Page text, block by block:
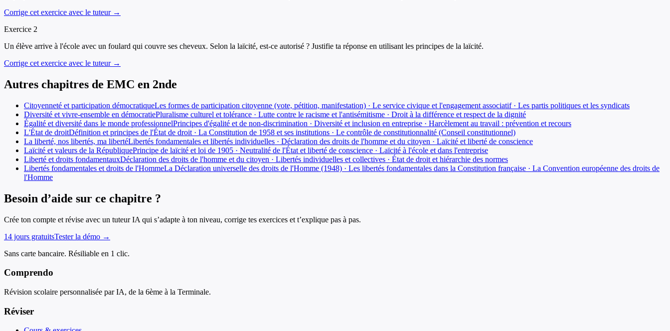
Corrige cet exercice avec le tuteur →
Exercice 2
Un élève arrive à l'école avec un foulard qui couvre ses cheveux. Selon la laïcité, est-ce autorisé ? Justifie ta réponse en utilisant les principes de la laïcité.
Corrige cet exercice avec le tuteur →
Autres chapitres de EMC en 2nde
Citoyenneté et participation démocratiqueLes formes de participation citoyenne (vote, pétition, manifestation) · Le service civique et l'engagement associatif · Les partis politiques et les syndicats
Diversité et vivre-ensemble en démocratiePluralisme culturel et tolérance · Lutte contre le racisme et l'antisémitisme · Droit à la différence et respect de la dignité
Égalité et diversité dans le monde professionnelPrincipes d'égalité et de non-discrimination · Diversité et inclusion en entreprise · Harcèlement au travail : prévention et recours
L'État de droitDéfinition et principes de l'État de droit · La Constitution de 1958 et ses institutions · Le contrôle de constitutionnalité (Conseil constitutionnel)
La liberté, nos libertés, ma libertéLibertés fondamentales et libertés individuelles · Déclaration des droits de l'homme et du citoyen · Laïcité et liberté de conscience
Laïcité et valeurs de la RépubliquePrincipe de laïcité et loi de 1905 · Neutralité de l'État et liberté de conscience · Laïcité à l'école et dans l'entreprise
Liberté et droits fondamentauxDéclaration des droits de l'homme et du citoyen · Libertés individuelles et collectives · État de droit et hiérarchie des normes
Libertés fondamentales et droits de l'HommeLa Déclaration universelle des droits de l'Homme (1948) · Les libertés fondamentales dans la Constitution française · La Convention européenne des droits de
l'Homme
Besoin d’aide sur ce chapitre ?
Crée ton compte et révise avec un tuteur IA qui s’adapte à ton niveau, corrige tes exercices et t’explique pas à pas.
14 jours gratuitsTester la démo →
Sans carte bancaire. Résiliable en 1 clic.
Comprendo
Révision scolaire personnalisée par IA, de la 6ème à la Terminale.
Réviser